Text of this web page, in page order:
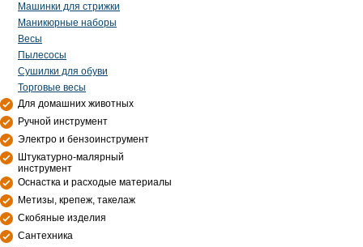
Машинки для стрижки
Маникюрные наборы
Весы
Пылесосы
Сушилки для обуви
Торговые весы
Для домашних животных
Ручной инструмент
Электро и бензоинструмент
Штукатурно-малярный
инструмент
Оснастка и расходые материалы
Метизы, крепеж, такелаж
Скобяные изделия
Сантехника